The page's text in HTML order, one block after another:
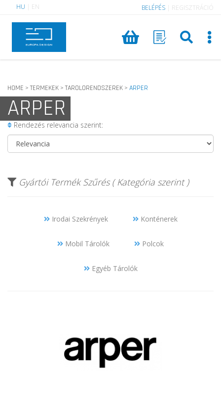
HU EN BELÉPÉS REGISZTRÁCIÓ
HOME > TERMEKEK > TAROLORENDSZEREK > ARPER
ARPER
Rendezés relevancia szerint:
Gyártói Termék Szűrés ( Kategória szerint )
Irodai Szekrények Konténerek
Mobil Tárolók Polcok
Egyéb Tárolók